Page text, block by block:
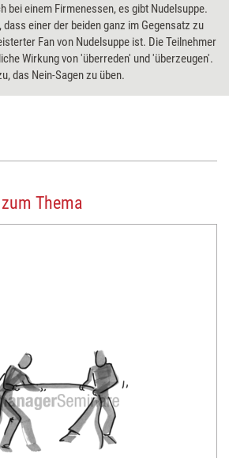
bei einem Firmenessen, es gibt Nudelsuppe.
einer der beiden ganz im Gegensatz zu
Fan von Nudelsuppe ist. Die Teilnehmer
Wirkung von 'überreden' und 'überzeugen'.
das Nein-Sagen zu üben.
Thema